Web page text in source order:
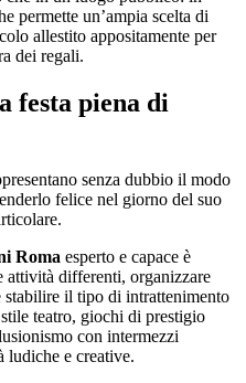
permette un’ampia scelta di
allestito appositamente per
dei regali.
festa piena di
senza dubbio il modo
felice nel giorno del suo
Roma esperto e capace è
attività differenti, organizzare
stabilire il tipo di intrattenimento
teatro, giochi di prestigio
con intermezzi
ludiche e creative.